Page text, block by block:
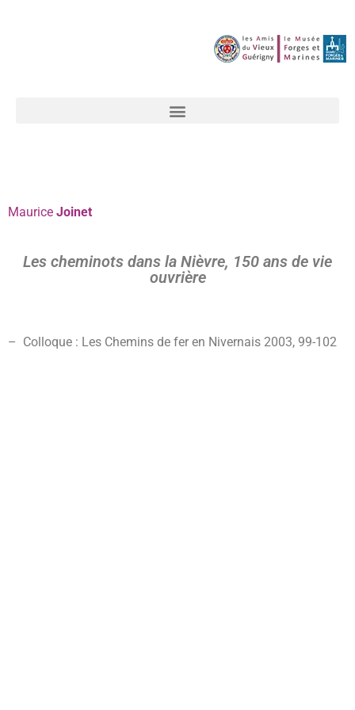
Maurice Joinet
Les cheminots dans la Nièvre, 150 ans de vie
ouvrière
– Colloque : Les Chemins de fer en Nivernais 2003, 99-102